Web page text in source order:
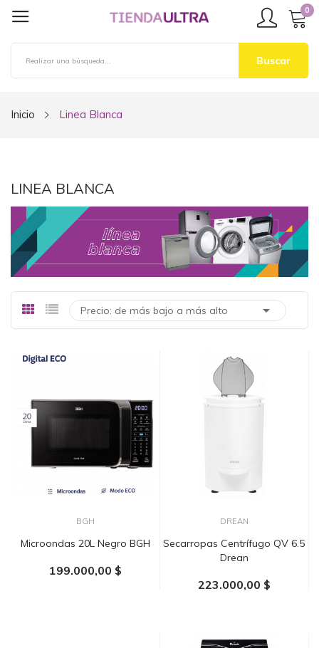
0
Buscar
Inicio Linea Blanca
LINEA BLANCA
Precio: de más bajo a más alto 
BGH
Microondas 20L Negro BGH
199.000,00 $
DREAN
Secarropas Centrífugo QV 6.5
Drean
223.000,00 $